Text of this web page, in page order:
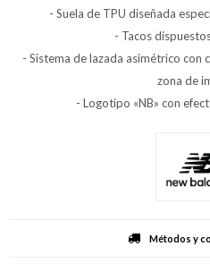
- Suela de TPU diseñada
- Tacos
- Sistema de lazada asimétrico con
zona de
- Logotipo «NB» con
Métodos y